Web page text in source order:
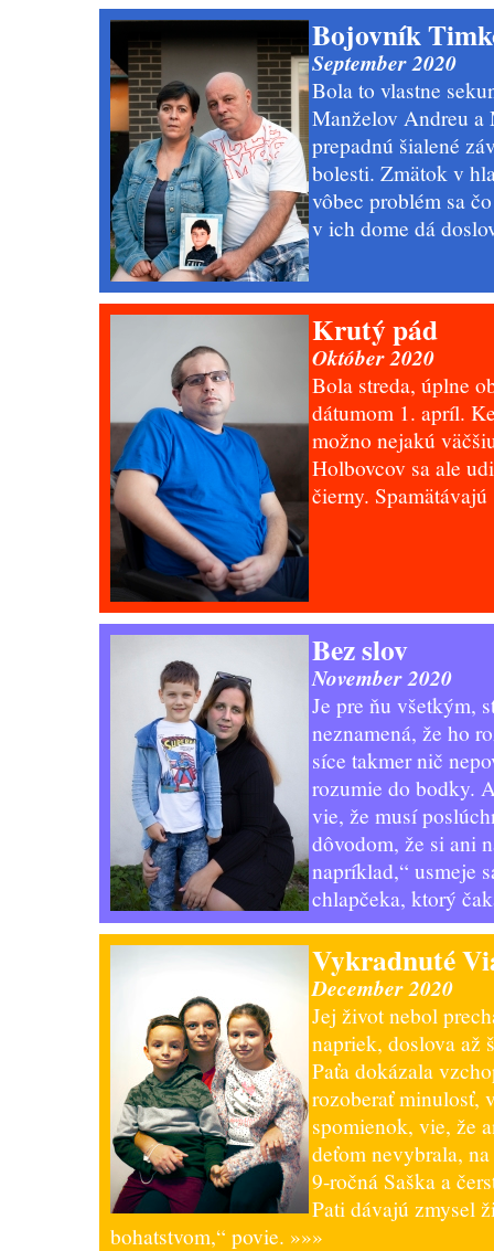
Bojovník
September 2020
Bola to vlastne
Manželov Andreu a
prepadnú šialené
bolesti. Zmätok v
vôbec problém sa
v ich dome dá
Krutý pád
Október 2020
Bola streda, úplne
dátumom 1. apríl.
možno nejakú
Holbovcov sa ale
čierny.
Bez slov
November 2020
Je pre ňu všetkým,
neznamená, že ho
síce takmer nič
rozumie do bodky.
vie, že musí
dôvodom, že si ani
napríklad,“ usmeje
chlapčeka, ktorý
Vykradnuté
December 2020
Jej život nebol
napriek, doslova až
Paťa dokázala
rozoberať minulosť,
spomienok, vie, že
deťom nevybrala,
9-ročná Saška a
Pati dávajú zmysel
bohatstvom,“ povie. »»»